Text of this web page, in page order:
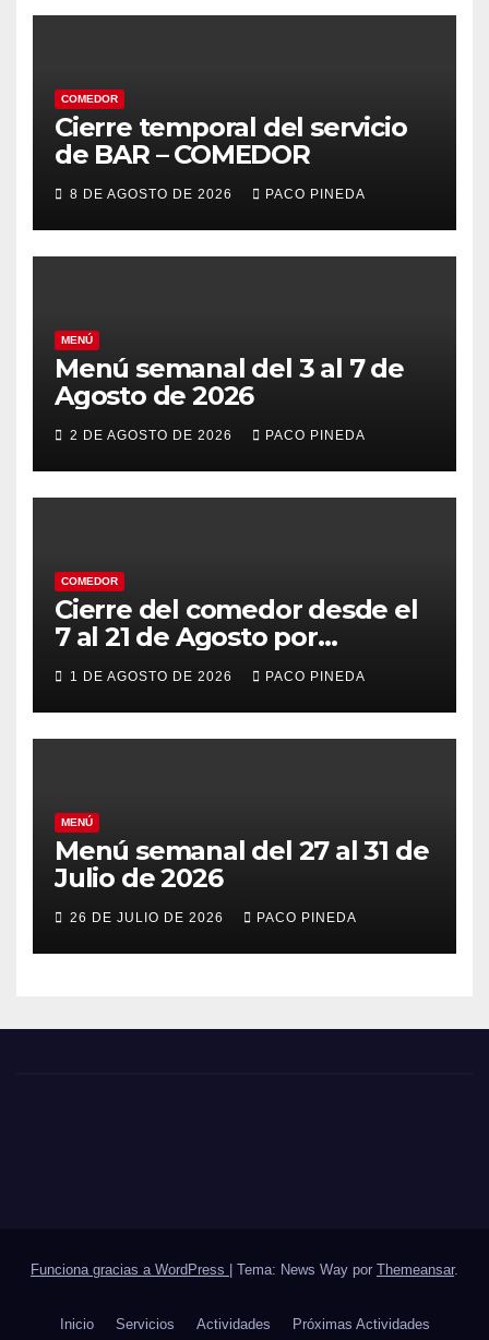
COMEDOR
Cierre temporal del servicio
de BAR – COMEDOR
8 DE AGOSTO DE 2026 PACO PINEDA
MENÚ
Menú semanal del 3 al 7 de
Agosto de 2026
2 DE AGOSTO DE 2026 PACO PINEDA
COMEDOR
Cierre del comedor desde el
7 al 21 de Agosto por
vacaciones
1 DE AGOSTO DE 2026 PACO PINEDA
MENÚ
Menú semanal del 27 al 31 de
Julio de 2026
26 DE JULIO DE 2026 PACO PINEDA
Funciona gracias a WordPress Tema: News Way por Themeansar.
Inicio Servicios Actividades Próximas Actividades